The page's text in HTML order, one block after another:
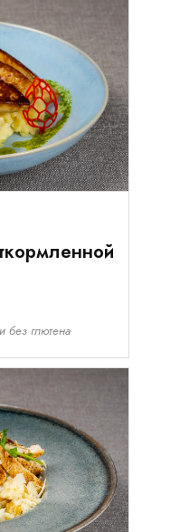
без глютена